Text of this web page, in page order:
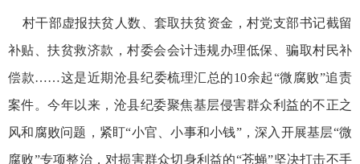
村干部虚报扶贫人数、套取扶贫资金，村党支部书记截留
补贴、扶贫救济款，村委会会计违规办理低保、骗取村民补
偿款……这是近期沧县纪委梳理汇总的10余起“微腐败”追责
案件。今年以来，沧县纪委聚焦基层侵害群众利益的不正之
风和腐败问题，紧盯“小官、小事和小钱”，深入开展基层“微
腐败”专项整治，对损害群众切身利益的“苍蝇”坚决打击不手